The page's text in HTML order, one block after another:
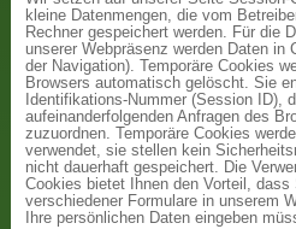
kleine Datenmengen, die vom
Rechner gespeichert werden. Für die
unserer Webpräsenz werden Daten
der Navigation). Temporäre Cookies
Browsers automatisch gelöscht. Sie
Identifikations-Nummer (Session ID),
aufeinanderfolgenden Anfragen des
zuzuordnen. Temporäre Cookies
verwendet, sie stellen kein
nicht dauerhaft gespeichert. Die
Cookies bietet Ihnen den Vorteil, dass
verschiedener Formulare in unserem
Ihre persönlichen Daten eingeben